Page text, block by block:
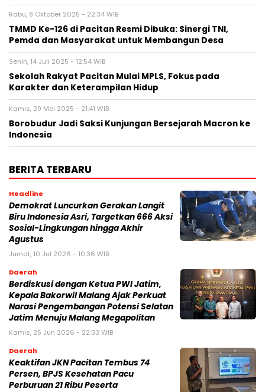
Rabu, 8 Oktober 2025 - 22:34 WIB
TMMD Ke-126 di Pacitan Resmi Dibuka: Sinergi TNI,
Pemda dan Masyarakat untuk Membangun Desa
Senin, 14 Juli 2025 - 12:54 WIB
Sekolah Rakyat Pacitan Mulai MPLS, Fokus pada
Karakter dan Keterampilan Hidup
Kamis, 29 Mei 2025 - 21:41 WIB
Borobudur Jadi Saksi Kunjungan Bersejarah Macron ke
Indonesia
BERITA TERBARU
Headline
Demokrat Luncurkan Gerakan Langit
Biru Indonesia Asri, Targetkan 666 Aksi
Sosial-Lingkungan hingga Akhir
Agustus
Jumat, 10 Jul 2026 - 10:36 WIB
Daerah
Berdiskusi dengan Ketua PWI Jatim,
Kepala Bakorwil Malang Ajak Perkuat
Narasi Pengembangan Potensi Selatan
Jatim Menuju Malang Megapolitan
Kamis, 25 Jun 2026 - 22:33 WIB
Daerah
Keaktifan JKN Pacitan Tembus 74
Persen, BPJS Kesehatan Pacu
Perburuan 21 Ribu Peserta